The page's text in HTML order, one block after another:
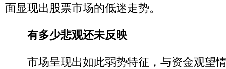
面显现出股票市场的低迷走势。
有多少悲观还未反映
市场呈现出如此弱势特征，与资金观望